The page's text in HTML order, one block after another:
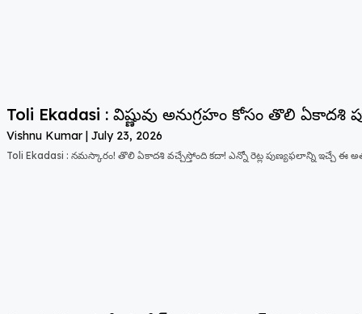
Toli Ekadasi : విష్ణువు అనుగ్రహం కోసం తొలి
Vishnu Kumar July 23, 2026
Toli Ekadasi : నమస్కారం! తొలి ఏకాదశి వచ్చేస్తోంది కదా! ఎన్నో రెట్ల పుణ్యఫలాన్ని ఇచ్చే ఈ